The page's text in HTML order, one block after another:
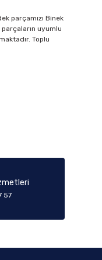
parçamızı Binek
uyumlu
Toplu
57